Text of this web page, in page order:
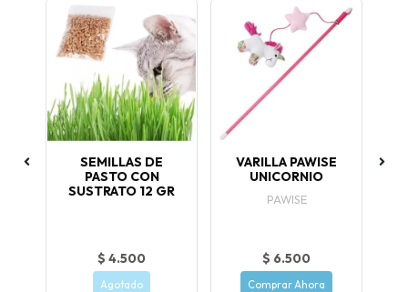
SEMILLAS DE
PASTO CON
SUSTRATO 12 GR
$ 4.500
Agotado
VARILLA PAWISE
UNICORNIO
PAWISE
$ 6.500
Comprar Ahora